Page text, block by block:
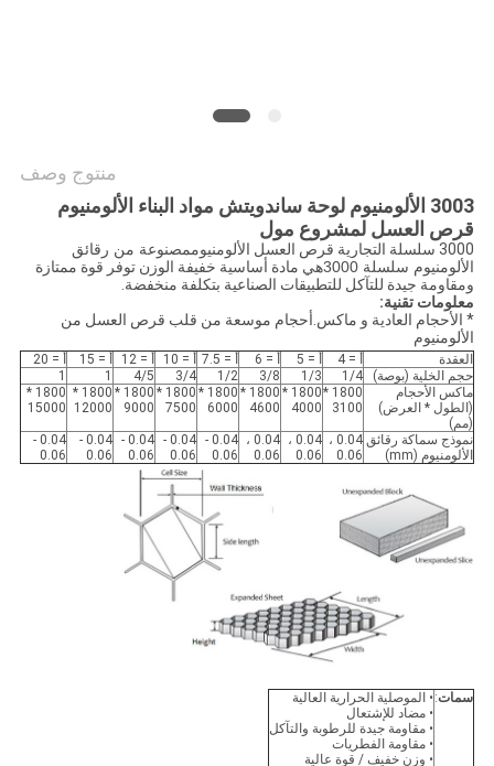
منتوج وصف
3003 الألومنيوم لوحة ساندويتش مواد البناء الألومنيوم
قرص العسل لمشروع مول
3000 سلسلة التجارية قرص العسل الألومنيوم
مصنوعة من رقائق
الألومنيوم سلسلة 3000
هي مادة أساسية خفيفة الوزن توفر قوة ممتازة
ومقاومة جيدة للتآكل للتطبيقات الصناعية بتكلفة منخفضة.
معلومات تقنية:
* الأحجام العادية و ماكس.أحجام موسعة من قلب قرص العسل من
الألومنيوم
العقدة أ = 4 أ = 5 أ = 6 أ = 7.5 أ = 10 أ = 12 أ = 15
أ = 20
حجم الخلية (بوصة)
1/4
1/3
3/8
1/2
3/4
4/5
1
1
ماكس الأحجام
(الطول * العرض)
(مم)
1800 *
3100
1800 *
4000
1800 *
4600
1800 *
6000
1800 *
7500
1800 *
9000
1800 *
12000
1800 *
15000
نموذج سماكة رقائق
الألومنيوم (mm)
0.04 ،
0.06
0.04 ،
0.06
0.04 ،
0.06
0.04 -
0.06
0.04 -
0.06
0.04 -
0.06
0.04 -
0.06
0.04 -
0.06
سمات:• الموصلية الحرارية العالية
• مضاد للإشتعال
• مقاومة جيدة للرطوبة والتآكل
• مقاومة الفطريات
• وزن خفيف / قوة عالية